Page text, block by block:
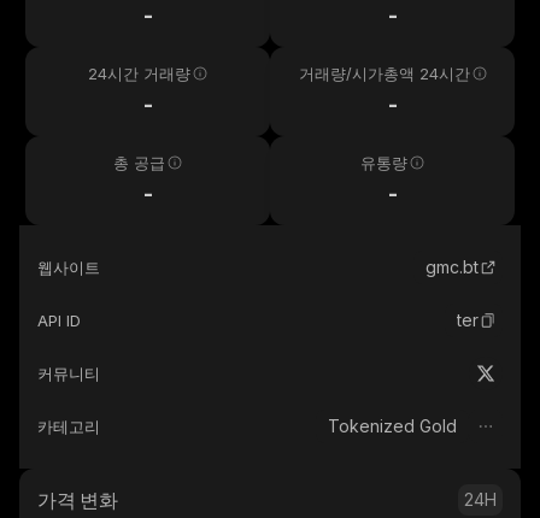
- -
24시간 거래량
-
거래량/시가총액 24시간
-
총 공급
-
유통량
-
웹사이트 gmc.bt
API ID ter
커뮤니티
카테고리 Tokenized Gold
가격 변화 24H